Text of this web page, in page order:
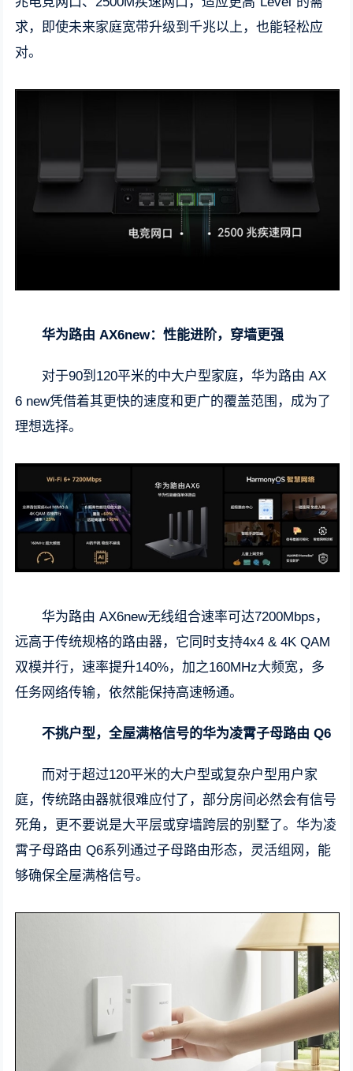
求，即使未来家庭宽带升级到千兆以上，也能轻松应
对。
华为路由 AX6new：性能进阶，穿墙更强
对于90到120平米的中大户型家庭，华为路由 AX
6 new凭借着其更快的速度和更广的覆盖范围，成为了
理想选择。
华为路由 AX6new无线组合速率可达7200Mbps，
远高于传统规格的路由器，它同时支持4x4 & 4K QAM
双模并行，速率提升140%，加之160MHz大频宽，多
任务网络传输，依然能保持高速畅通。
不挑户型，全屋满格信号的华为凌霄子母路由 Q6
而对于超过120平米的大户型或复杂户型用户家
庭，传统路由器就很难应付了，部分房间必然会有信号
死角，更不要说是大平层或穿墙跨层的别墅了。华为凌
霄子母路由 Q6系列通过子母路由形态，灵活组网，能
够确保全屋满格信号。